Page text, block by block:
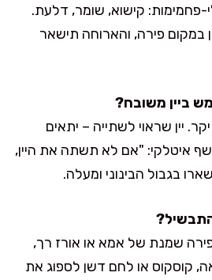
פחמימות: קישוא, שומר, דלעת.
במקום פירה, והארוחה תישאר
יין שראוי לשתייה – יתאים
איטלקי: "אם לא תשתה את היין,
בגבול הבינוני ומעלה.
שמנת של אמא או אורז רך,
קוסקוס או לחם דשן לספוג את